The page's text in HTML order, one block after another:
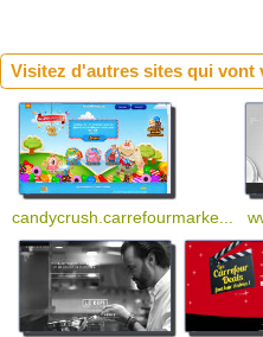
Visitez d'autres sites qui vont
candycrush.carrefourmarke...